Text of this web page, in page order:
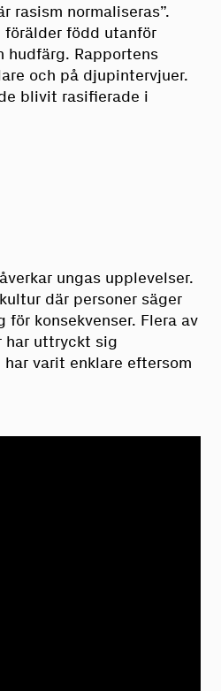
rasism normaliseras”.
förälder född utanför
hudfärg. Rapportens
och på djupintervjuer.
blivit rasifierade i
ungas upplevelser.
där personer säger
konsekvenser. Flera av
har uttryckt sig
varit enklare eftersom